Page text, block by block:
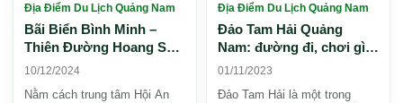
Địa Điểm Du Lịch Quảng Nam
Bãi Biển Bình Minh –
Thiên Đường Hoang Sơ
Và Bình Yên Tại Quảng
10/12/2024
Nằm cách trung tâm Hội An
Địa Điểm Du Lịch Quảng Nam
Đảo Tam Hải Quảng
Nam: đường đi, chơi gì
và kinh nghiệm khám phá
01/11/2023
Đảo Tam Hải là một trong